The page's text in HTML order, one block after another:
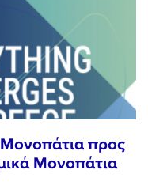
προς
Μονοπάτια